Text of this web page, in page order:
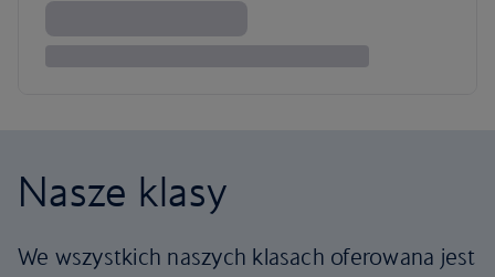
Nasze klasy
We wszystkich naszych klasach oferowana jest